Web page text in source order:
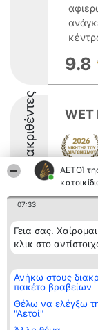
ΑΕΤΟΊ
07:33
Γεια σας.
κλικ στο
Ανήκω στους
πακέτο βραβείων
Θέλω να ελέγξω
"Αετοί"
9.8
Διακριθέντες WET
9.4
Διοργανωτής της
κατάταξης
BEAUTIFUL COMPANY
ΤΗΛ. ΕΠΙΚΟΙΝΩΝΙΑΣ:
2104128019
email: